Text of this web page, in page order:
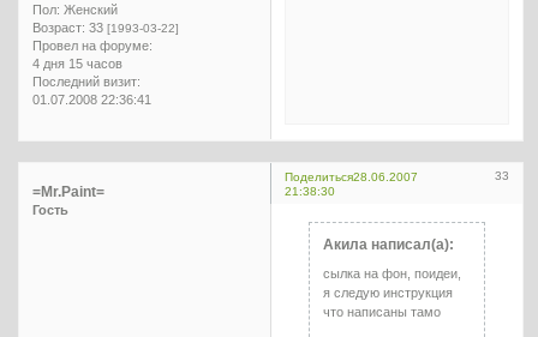
Пол: Женский
Возраст: 33 [1993-03-22]
Провел на форуме:
4 дня 15 часов
Последний визит:
01.07.2008 22:36:41
Поделиться 33
28.06.2007
21:38:30
=Mr.Paint=
Гость
Акила написал(а):
сылка на фон, поидеи,
я следую инструкция
что написаны тамо